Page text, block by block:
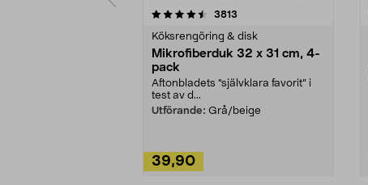
3813
Köksrengöring & disk
Mikrofiberduk 32 x 31 cm, 4-
pack
Aftonbladets "självklara favorit” i
test av d...
Utförande: Grå/beige
39,90
4.0av 5 stjärnor